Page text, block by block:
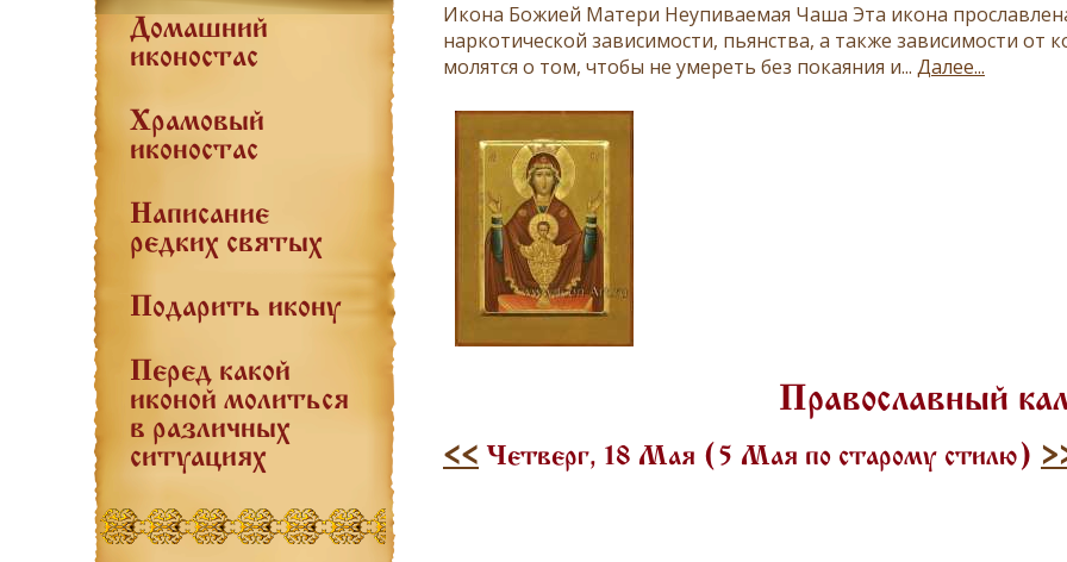
Домашний
иконостас
Храмовый
иконостас
Написание
редких святых
Подарить икону
Перед какой
иконой молиться
в различных
ситуациях
Икона Божией Матери Неупиваемая Чаша Эта икона
наркотической зависимости, пьянства, а также зависимости
молятся о том, чтобы не умереть без покаяния и... Далее...
Православный
<< Четверг, 18 Мая (5 Мая по старому стилю)